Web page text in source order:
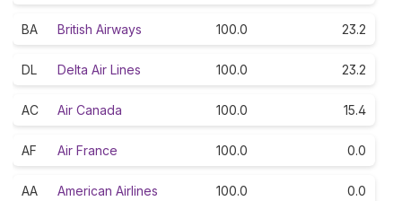
BA British Airways 100.0 23.2
DL Delta Air Lines 100.0 23.2
AC Air Canada 100.0 15.4
AF Air France 100.0 0.0
AA American Airlines 100.0 0.0